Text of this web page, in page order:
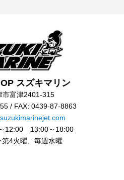
スズキマリン
市富津2401-315
/ FAX: 0439-87-8863
12:00 13:00～18:00
第4火曜、毎週水曜